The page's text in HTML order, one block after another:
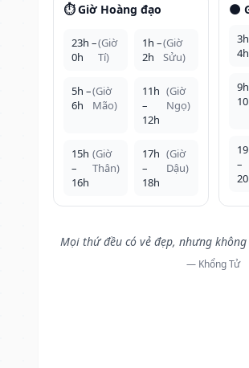
⏱️ Giờ Hoàng đạo
23h –
0h
(Giờ
Tí)
1h –
2h
(Giờ
Sửu)
5h –
6h
(Giờ
Mão)
11h
–
12h
(Giờ
Ngọ)
15h
–
16h
(Giờ
Thân)
17h
–
18h
(Giờ
Dậu)
🌑
4h
–
Mọi thứ đều có vẻ đẹp, nhưng
— Khổng Tử